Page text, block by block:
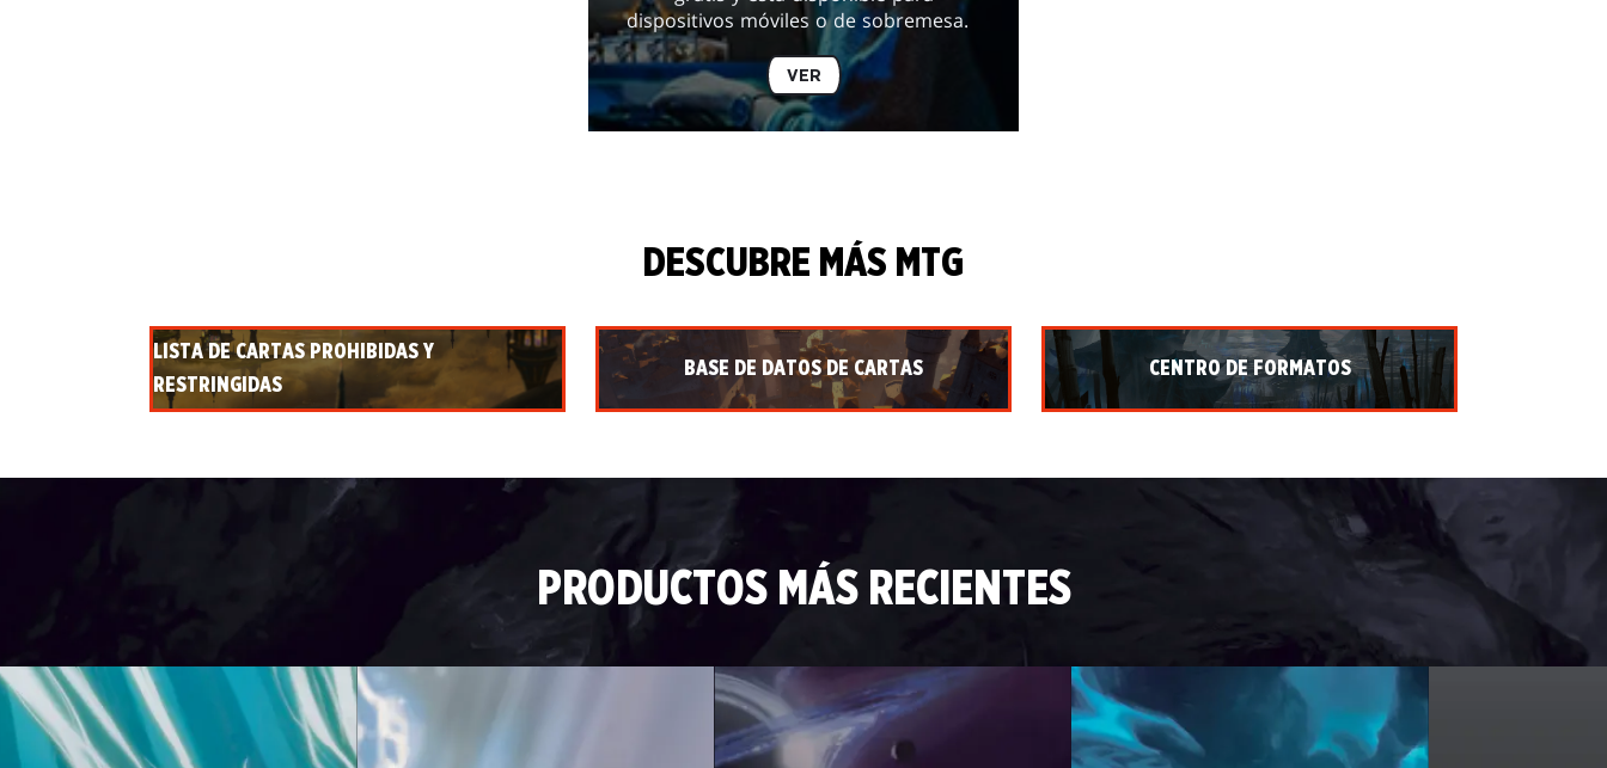
dispositivos móviles o de sobremesa.
VER
DESCUBRE MÁS MTG
LISTA DE CARTAS PROHIBIDAS Y
RESTRINGIDAS
BASE DE DATOS DE CARTAS CENTRO DE FORMATOS
PRODUCTOS MÁS RECIENTES